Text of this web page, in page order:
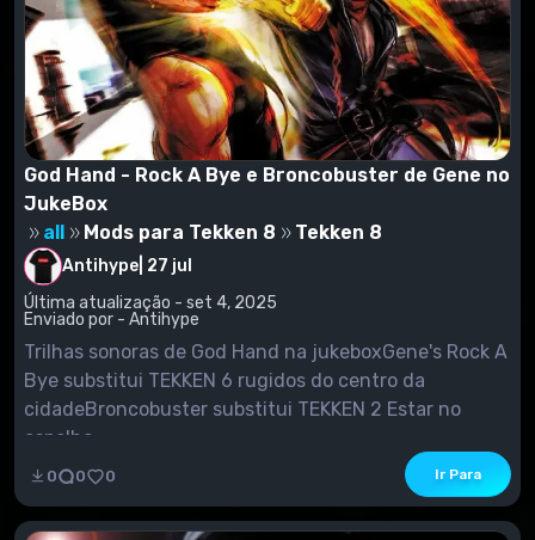
God Hand - Rock A Bye e Broncobuster de Gene no
JukeBox
all
Mods para Tekken 8 Tekken 8
Antihype 27 jul
Última atualização - set 4, 2025
Enviado por - Antihype
Trilhas sonoras de God Hand na jukeboxGene's Rock A
Bye substitui TEKKEN 6 rugidos do centro da
cidadeBroncobuster substitui TEKKEN 2 Estar no
espelho
0 0 0 Ir Para